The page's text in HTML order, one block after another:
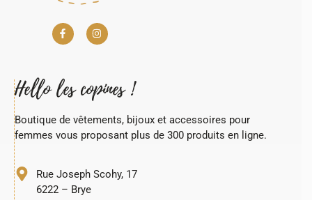
Hello les copines !
Boutique de vêtements, bijoux et accessoires pour
femmes vous proposant plus de 300 produits en ligne.
Rue Joseph Scohy, 17
6222 – Brye